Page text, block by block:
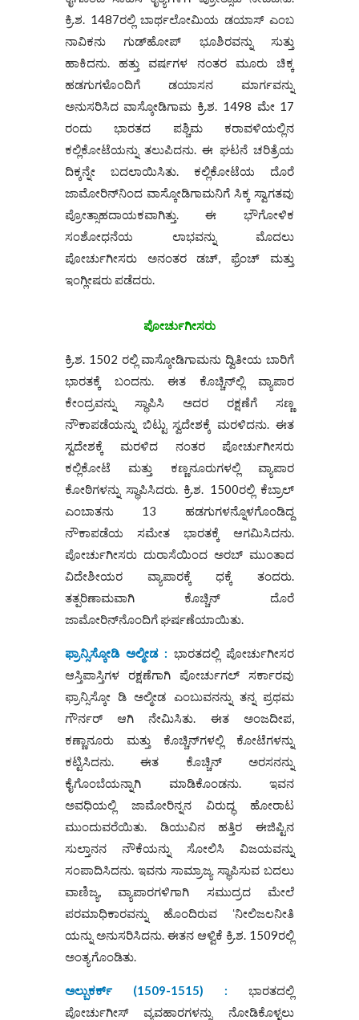
ಕ್ರಿ.ಶ. 1487ರಲ್ಲಿ ಬಾರ್ಥಲೋಮಿಯ ಡಯಾಸ್ ಎಂಬ
ನಾವಿಕನು ಗುಡ್‌ಹೋಪ್ ಭೂಶಿರವನ್ನು ಸುತ್ತು
ಹಾಕಿದನು. ಹತ್ತು ವರ್ಷಗಳ ನಂತರ ಮೂರು ಚಿಕ್ಕ
ಹಡಗುಗಳೊಂದಿಗೆ ಡಯಾಸನ ಮಾರ್ಗವನ್ನು
ಅನುಸರಿಸಿದ ವಾಸ್ಕೋಡಿಗಾಮ ಕ್ರಿ.ಶ. 1498 ಮೇ 17
ರಂದು ಭಾರತದ ಪಶ್ಚಿಮ ಕರಾವಳಿಯಲ್ಲಿನ
ಕಲ್ಲಿಕೋಟೆಯನ್ನು ತಲುಪಿದನು. ಈ ಘಟನೆ ಚರಿತ್ರೆಯ
ದಿಕ್ಕನ್ನೇ ಬದಲಾಯಿಸಿತು. ಕಲ್ಲಿಕೋಟೆಯ ದೊರೆ
ಜಾಮೋರಿನ್‌‌ನಿಂದ ವಾಸ್ಕೋಡಿಗಾಮನಿಗೆ ಸಿಕ್ಕ ಸ್ವಾಗತವು
ಪ್ರೋತ್ಸಾಹದಾಯಕವಾಗಿತ್ತು. ಈ ಭೌಗೋಳಿಕ
ಸಂಶೋಧನೆಯ ಲಾಭವನ್ನು ಮೊದಲು
ಪೋರ್ಚುಗೀಸರು ಅನಂತರ ಡಚ್, ಫ್ರೆಂಚ್ ಮತ್ತು
ಇಂಗ್ಲೀಷರು ಪಡೆದರು.
ಪೋರ್ಚುಗೀಸರು
ಕ್ರಿ.ಶ. 1502 ರಲ್ಲಿ ವಾಸ್ಕೋಡಿಗಾಮನು ದ್ವಿತೀಯ ಬಾರಿಗೆ
ಭಾರತಕ್ಕೆ ಬಂದನು. ಈತ ಕೊಚ್ಚಿನ್‌ಲ್ಲಿ ವ್ಯಾಪಾರ
ಕೇಂದ್ರವನ್ನು ಸ್ಥಾಪಿಸಿ ಅದರ ರಕ್ಷಣೆಗೆ ಸಣ್ಣ
ನೌಕಾಪಡೆಯನ್ನು ಬಿಟ್ಟು ಸ್ವದೇಶಕ್ಕೆ ಮರಳಿದನು. ಈತ
ಸ್ವದೇಶಕ್ಕೆ ಮರಳಿದ ನಂತರ ಪೋರ್ಚುಗೀಸರು
ಕಲ್ಲಿಕೋಟೆ ಮತ್ತು ಕಣ್ಣನೂರುಗಳಲ್ಲಿ ವ್ಯಾಪಾರ
ಕೋಠಿಗಳನ್ನು ಸ್ಥಾಪಿಸಿದರು. ಕ್ರಿ.ಶ. 1500ರಲ್ಲಿ ಕೆಬ್ರಾಲ್
ಎಂಬಾತನು 13 ಹಡಗುಗಳನ್ನೊಳಗೊಂಡಿದ್ದ
ನೌಕಾಪಡೆಯ ಸಮೇತ ಭಾರತಕ್ಕೆ ಆಗಮಿಸಿದನು.
ಪೋರ್ಚುಗೀಸರು ದುರಾಸೆಯಿಂದ ಅರಬ್ ಮುಂತಾದ
ವಿದೇಶೀಯರ ವ್ಯಾಪಾರಕ್ಕೆ ಧಕ್ಕೆ ತಂದರು.
ತತ್ಪರಿಣಾಮವಾಗಿ ಕೊಚ್ಚಿನ್ ದೊರೆ
ಜಾಮೋರಿನ್‌‌ನೊಂದಿಗೆ ಘರ್ಷಣೆಯಾಯಿತು.
ಫ್ರಾನ್ಸಿಸ್ಕೋಡಿ ಅಲ್ಮೀಡ : ಭಾರತದಲ್ಲಿ ಪೋರ್ಚುಗೀಸರ
ಆಸ್ತಿಪಾಸ್ತಿಗಳ ರಕ್ಷಣೆಗಾಗಿ ಪೋರ್ಚುಗಲ್ ಸರ್ಕಾರವು
ಫ್ರಾನ್ಸಿಸ್ಕೋ ಡಿ ಅಲ್ಮೀಡ ಎಂಬುವನನ್ನು ತನ್ನ ಪ್ರಥಮ
ಗೌರ್ನರ್ ಆಗಿ ನೇಮಿಸಿತು. ಈತ ಅಂಜದೀಪ,
ಕಣ್ಣಾನೂರು ಮತ್ತು ಕೊಚ್ಚಿನ್‌ಗಳಲ್ಲಿ ಕೋಟೆಗಳನ್ನು
ಕಟ್ಟಿಸಿದನು. ಈತ ಕೊಚ್ಚಿನ್ ಅರಸನನ್ನು
ಕೈಗೊಂಬೆಯನ್ನಾಗಿ ಮಾಡಿಕೊಂಡನು. ಇವನ
ಅವಧಿಯಲ್ಲಿ ಜಾಮೋರಿನ್ನನ ವಿರುದ್ಧ ಹೋರಾಟ
ಮುಂದುವರೆಯಿತು. ಡಿಯುವಿನ ಹತ್ತಿರ ಈಜಿಪ್ಟಿನ
ಸುಲ್ತಾನನ ನೌಕೆಯನ್ನು ಸೋಲಿಸಿ ವಿಜಯವನ್ನು
ಸಂಪಾದಿಸಿದನು. ಇವನು ಸಾಮ್ರಾಜ್ಯ ಸ್ಥಾಪಿಸುವ ಬದಲು
ವಾಣಿಜ್ಯ, ವ್ಯಾಪಾರಗಳಿಗಾಗಿ ಸಮುದ್ರದ ಮೇಲೆ
ಪರಮಾಧಿಕಾರವನ್ನು ಹೊಂದಿರುವ ʻನೀಲಿಜಲನೀತಿ
ಯನ್ನು ಅನುಸರಿಸಿದನು. ಈತನ ಆಳ್ವಿಕೆ ಕ್ರಿ.ಶ. 1509ರಲ್ಲಿ
ಅಂತ್ಯಗೊಂಡಿತು.
ಅಲ್ಬುಕರ್ಕ್ (1509-1515) : ಭಾರತದಲ್ಲಿ
ಪೋರ್ಚುಗೀಸ್ ವ್ಯವಹಾರಗಳನ್ನು ನೋಡಿಕೊಳ್ಳಲು